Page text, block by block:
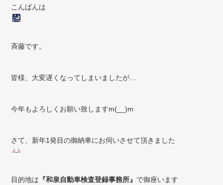
こんばんは
斉藤です。
皆様、大変遅くなってしまいましたが…
今年もよろしくお願い致しますm(__)m
さて、新年1発目の御納車にお伺いさせて頂きました
目的地は 『和泉自動車検査登録事務所』 で御座います